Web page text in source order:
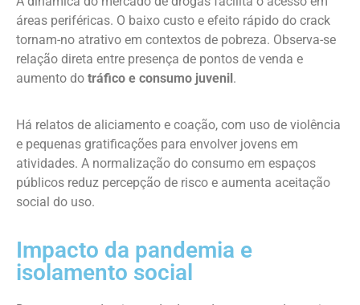
áreas periféricas. O baixo custo e efeito rápido do crack
tornam-no atrativo em contextos de pobreza. Observa-se
relação direta entre presença de pontos de venda e
aumento do tráfico e consumo juvenil.
Há relatos de aliciamento e coação, com uso de violência
e pequenas gratificações para envolver jovens em
atividades. A normalização do consumo em espaços
públicos reduz percepção de risco e aumenta aceitação
social do uso.
Impacto da pandemia e
isolamento social